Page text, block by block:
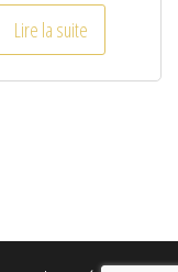
Lire la suite